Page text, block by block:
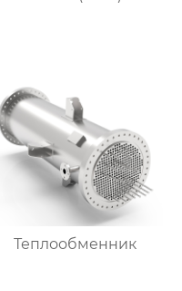
Теплообменник